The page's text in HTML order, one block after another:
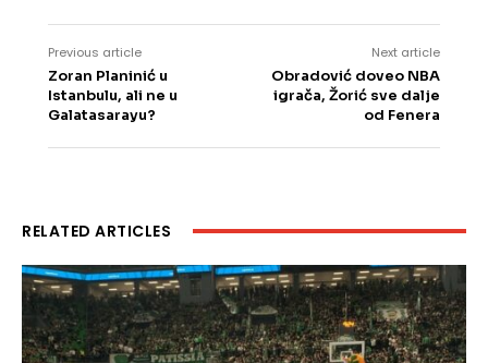
Previous article
Zoran Planinić u
Istanbulu, ali ne u
Galatasarayu?
Next article
Obradović doveo NBA
igrača, Žorić sve dalje
od Fenera
RELATED ARTICLES